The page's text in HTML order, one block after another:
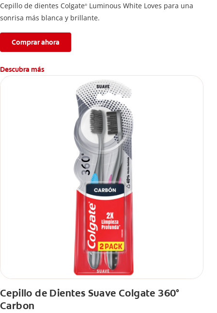
Cepillo de dientes Colgate® Luminous White Loves para una
sonrisa más blanca y brillante.
Comprar ahora
Descubra más
Cepillo de Dientes Suave Colgate 360°
Carbon